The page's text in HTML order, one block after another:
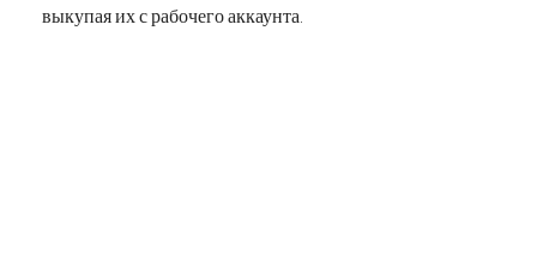
выкупая их с рабочего аккаунта.